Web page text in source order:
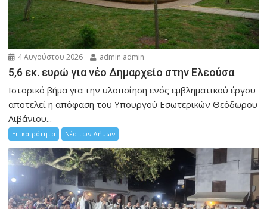
4 Αυγούστου 2026 admin admin
5,6 εκ. ευρώ για νέο Δημαρχείο στην Ελεούσα
Ιστορικό βήμα για την υλοποίηση ενός εμβληματικού έργου
αποτελεί η απόφαση του Υπουργού Εσωτερικών Θεόδωρου
Λιβάνιου...
Επικαιρότητα Νέα των Δήμων